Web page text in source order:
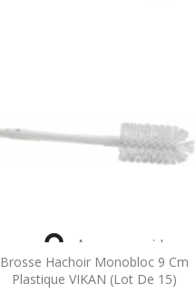
Brosse Hachoir Monobloc 9 Cm
Plastique VIKAN (lot De 15)
 Aperçu rapide